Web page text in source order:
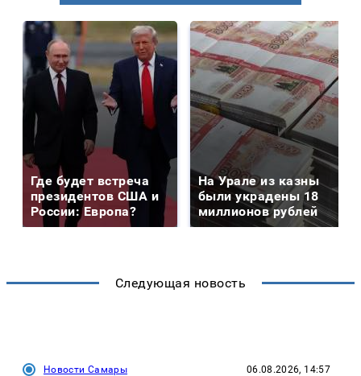
Где будет встреча
президентов США и
России: Европа?
На Урале из казны
были украдены 18
миллионов рублей
Следующая новость
Новости Самары 06.08.2026, 14:57